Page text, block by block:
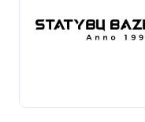
Pasirinkus tinkamus
rezultatų, nes